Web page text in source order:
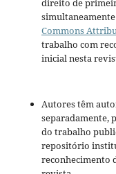
direito de
Commons
trabalho com
inicial nesta
Autores têm
separadamente,
do trabalho
repositório
reconhecimento